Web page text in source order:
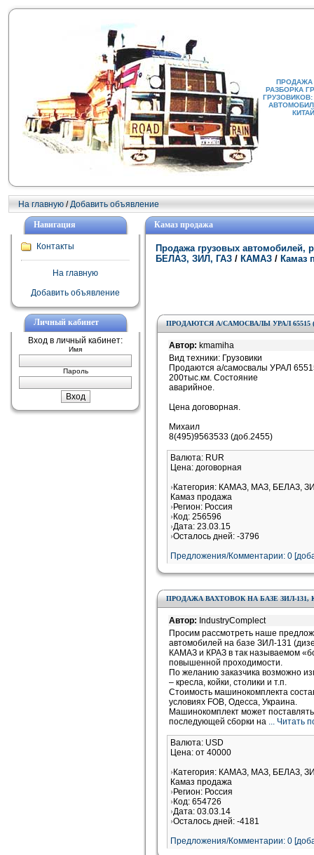
ПРОДАЖА
РАЗБОРКА
На главную /Добавить объявление
Навигация
Контакты
На главную
Добавить объявление
Личный кабинет
Вход в личный кабинет:
Имя
Пароль
Камаз продажа
Продажа грузовых автомобилей,
БЕЛАЗ, ЗИЛ, ГАЗ / КАМАЗ / Камаз
ПРОДАЮТСЯ А/САМОСВАЛЫ УРАЛ 65515
Автор: kmamiha
Вид техники: Грузовики
Продаются а/самосвалы УРАЛ
200тыс.км. Состояние
аварийное.
Цена договорная.
Михаил
8(495)9563533 (доб.2455)
Валюта: RUR
Цена: договорная
Категория: КАМАЗ, МАЗ, БЕЛАЗ,
Камаз продажа
Регион: Россия
Код: 256596
Дата: 23.03.15
Осталось дней: -3796
Предложения/Комментарии: 0
ПРОДАЖА ВАХТОВОК НА БАЗЕ ЗИЛ-131,
Автор: IndustryComplect
Просим рассмотреть наше
автомобилей на базе ЗИЛ-131
КАМАЗ и КРАЗ в так называемом
повышенной проходимости.
По желанию заказчика возможно
– кресла, койки, столики и т.п.
Стоимость машинокомплекта
условиях FOB, Одесса, Украина.
Машинокомплект может
последующей сборки на ... Читать
Валюта: USD
Цена: от 40000
Категория: КАМАЗ, МАЗ, БЕЛАЗ,
Камаз продажа
Регион: Россия
Код: 654726
Дата: 03.03.14
Осталось дней: -4181
Предложения/Комментарии: 0